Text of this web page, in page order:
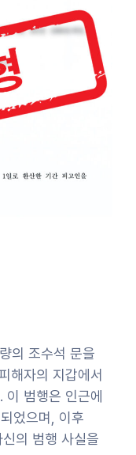
의 조수석 문을
해자의 지갑에서
범행은 인근에
었으며, 이후
의 범행 사실을